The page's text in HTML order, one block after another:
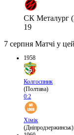
СК Металург
19
7 серпня Матчі у
1958
Колгоспник
(Полтава)
0:2
Хімік
(Дніпродзержинськ)